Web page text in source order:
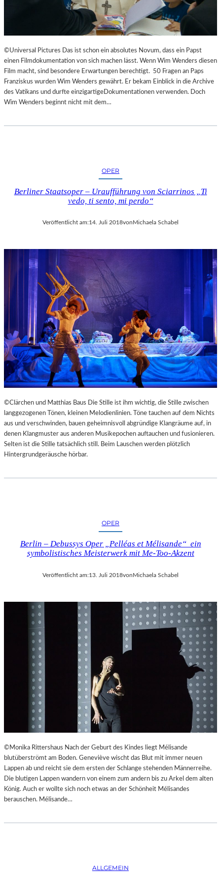
©Universal Pictures Das ist schon ein absolutes Novum, dass ein Papst
einen Filmdokumentation von sich machen lässt. Wenn Wim Wenders diesen
Film macht, sind besondere Erwartungen berechtigt. 50 Fragen an Paps
Franziskus wurden Wim Wenders gewährt. Er bekam Einblick in die Archive
des Vatikans und durfte einzigartigeDokumentationen verwenden. Doch
Wim Wenders beginnt nicht mit dem…
OPER
Berliner Staatsoper – Uraufführung von Sciarrinos „Ti
vedo, ti sento, mi perdo“
Veröffentlicht am:14. Juli 2018vonMichaela Schabel
©Clärchen und Matthias Baus Die Stille ist ihm wichtig, die Stille zwischen
langgezogenen Tönen, kleinen Melodienlinien. Töne tauchen auf dem Nichts
aus und verschwinden, bauen geheimnisvoll abgründige Klangräume auf, in
denen Klangmuster aus anderen Musikepochen auftauchen und fusionieren.
Selten ist die Stille tatsächlich still. Beim Lauschen werden plötzlich
Hintergrundgeräusche hörbar.
OPER
Berlin – Debussys Oper „Pelléas et Mélisande“ ein
symbolistisches Meisterwerk mit Me-Too-Akzent
Veröffentlicht am:13. Juli 2018vonMichaela Schabel
©Monika Rittershaus Nach der Geburt des Kindes liegt Mélisande
blutüberströmt am Boden. Geneviève wischt das Blut mit immer neuen
Lappen ab und reicht sie dem ersten der Schlange stehenden Männerreihe.
Die blutigen Lappen wandern von einem zum andern bis zu Arkel dem alten
König. Auch er wollte sich noch etwas an der Schönheit Mélisandes
berauschen. Mélisande…
ALLGEMEIN